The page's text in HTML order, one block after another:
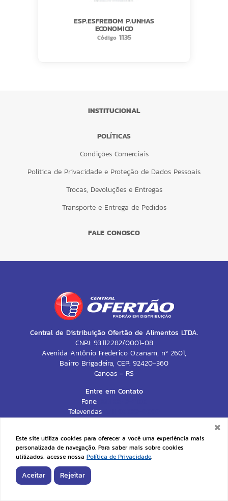
ESP.ESFREBOM P.UNHAS
ECONOMICO
Código1135
INSTITUCIONAL
POLÍTICAS
Condições Comerciais
Política de Privacidade e Proteção de Dados Pessoais
Trocas, Devoluções e Entregas
Transporte e Entrega de Pedidos
FALE CONOSCO
Central de Distribuição Ofertão de Alimentos LTDA.
CNPJ: 93.112.282/0001-08
Avenida Antônio Frederico Ozanam, nº 2601,
Bairro Brigadeira, CEP: 92420-360
Canoas - RS
Entre em Contato
Fone:
Televendas
DESENVOLVIDO POR
Venda sujeita à disponibilidade de estoque no dia da entrega. Em caso de falta de algum
Este site utiliza cookies para oferecer a você uma experiência mais
personalizada de navegação. Para saber mais sobre cookies
utilizados, acesse nossa Política de Privacidade.
Aceitar Rejeitar